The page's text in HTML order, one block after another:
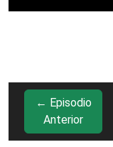
← Episodio
Anterior